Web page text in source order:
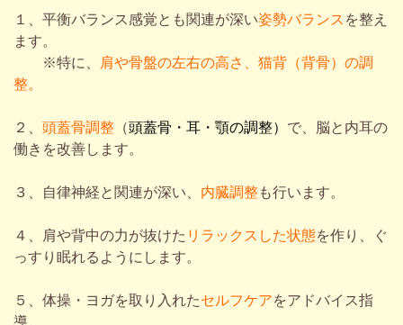
１、平衡バランス感覚とも関連が深い姿勢バランス を整え
ます。
※特に、
肩や骨盤の左右の高さ、猫背（背骨）の調
整。
２、 頭蓋骨調整 （頭蓋骨・耳・顎の調整） で、脳と内耳の
働きを改善します。
３、自律神経と関連が深い、 内臓調整も行います。
４、肩や背中の力が抜けた リラックスした状態を作り、ぐ
っすり眠れるようにします。
５、体操・ヨガを取り入れたセルフケアをアドバイス指
導。